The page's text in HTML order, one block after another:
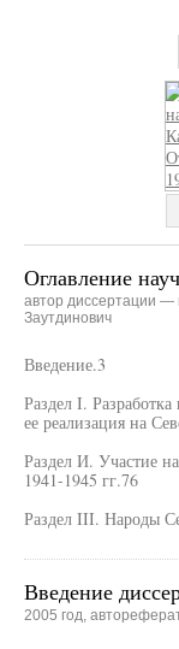
Оглавление
автор диссертации —
Заутдинович
Введение.3
Раздел I.
ее реализация на
Раздел И. Участие
1941-1945 гг.76
Раздел III. Народы
Введение
2005 год,